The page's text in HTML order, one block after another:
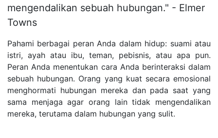
mengendalikan sebuah hubungan." - Elmer
Towns
Pahami berbagai peran Anda dalam hidup: suami atau
istri, ayah atau ibu, teman, pebisnis, atau apa pun.
Peran Anda menentukan cara Anda berinteraksi dalam
sebuah hubungan. Orang yang kuat secara emosional
menghormati hubungan mereka dan pada saat yang
sama menjaga agar orang lain tidak mengendalikan
mereka, terutama dalam hubungan yang sulit.